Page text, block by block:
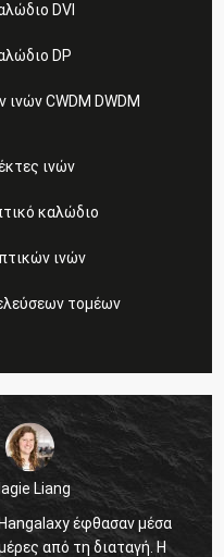
DVI
DP
CWDM DWDM
ινών
καλώδιο
ινών
τομέων
Liang
έφθασαν μέσα
από τη διαταγή. Η